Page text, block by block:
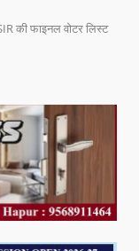
की फाइनल वोटर लिस्ट